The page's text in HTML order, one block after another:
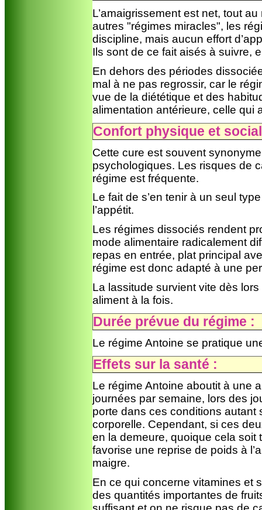
L’amaigrissement est net, tout
autres "régimes miracles", les
discipline, mais aucun effort
Ils sont de ce fait aisés à suivre,
En dehors des périodes
mal à ne pas regrossir, car le
vue de la diététique et des
alimentation antérieure, celle qui
Confort physique et
Cette cure est souvent
psychologiques. Les risques de
régime est fréquente.
Le fait de s’en tenir à un seul
l’appétit.
Les régimes dissociés rendent
mode alimentaire radicalement
repas en entrée, plat principal
régime est donc adapté à une
La lassitude survient vite dès
aliment à la fois.
Durée prévue du régime :
Le régime Antoine se pratique
Effets sur la santé :
Le régime Antoine aboutit à une
journées par semaine, lors des
porte dans ces conditions
corporelle. Cependant, si ces
en la demeure, quoique cela soit
favorise une reprise de poids à
maigre.
En ce qui concerne vitamines et
des quantités importantes de